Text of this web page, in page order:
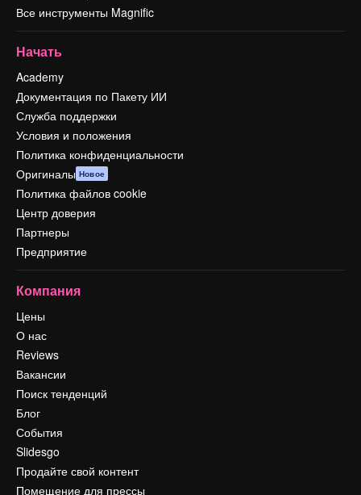
Все инструменты Magnific
Начать
Academy
Документация по Пакету ИИ
Служба поддержки
Условия и положения
Политика конфиденциальности
Оригиналы Новое
Политика файлов cookie
Центр доверия
Партнеры
Предприятие
Компания
Цены
О нас
Reviews
Вакансии
Поиск тенденций
Блог
События
Slidesgo
Продайте свой контент
Помещение для прессы